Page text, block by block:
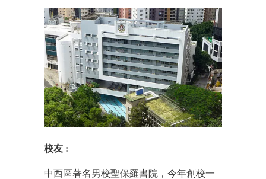
校友 :
中西區著名男校聖保羅書院，今年創校一